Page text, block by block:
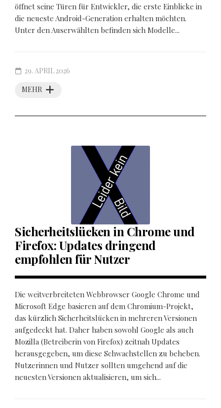
öffnet seine Türen für Entwickler, die erste Einblicke in
die neueste Android-Generation erhalten möchten.
Unter den Auserwählten befinden sich Modelle...
MEHR
29. APRIL 2026
Sicherheitslücken in Chrome und
Firefox: Updates dringend
empfohlen für Nutzer
Die weitverbreiteten Webbrowser Google Chrome und
Microsoft Edge basieren auf dem Chromium-Projekt,
das kürzlich Sicherheitslücken in mehreren Versionen
aufgedeckt hat. Daher haben sowohl Google als auch
Mozilla (Betreiberin von Firefox) zeitnah Updates
herausgegeben, um diese Schwachstellen zu beheben.
Nutzerinnen und Nutzer sollten umgehend auf die
neuesten Versionen aktualisieren, um sich...